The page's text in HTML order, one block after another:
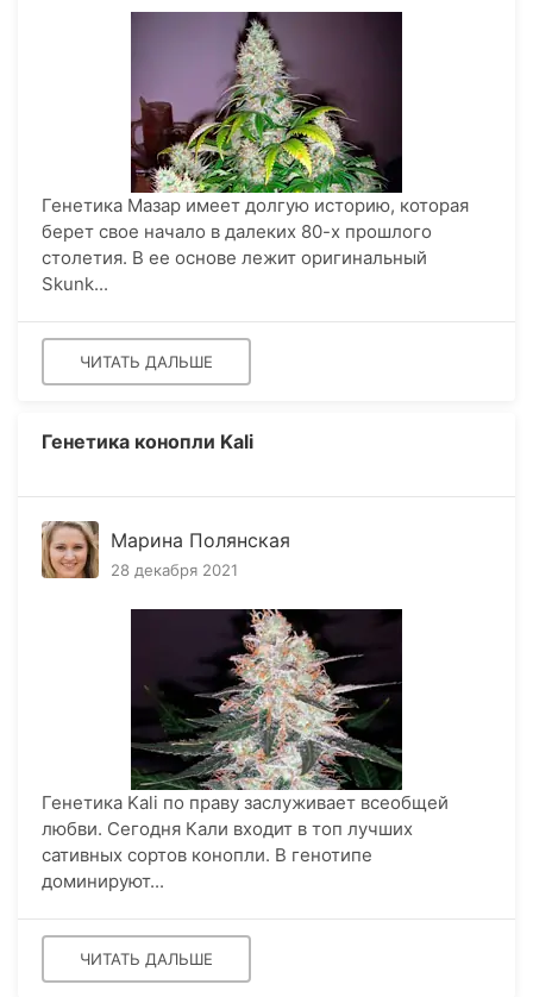
Генетика Мазар имеет долгую историю, которая
берет свое начало в далеких 80-х прошлого
столетия. В ее основе лежит оригинальный
Skunk...
ЧИТАТЬ ДАЛЬШЕ
Генетика конопли Kali
Марина Полянская
28 декабря 2021
Генетика Kali по праву заслуживает всеобщей
любви. Сегодня Кали входит в топ лучших
сативных сортов конопли. В генотипе
доминируют...
ЧИТАТЬ ДАЛЬШЕ